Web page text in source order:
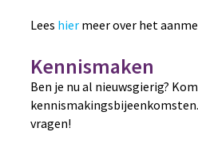
Lees hiermeer over het
Kennismaken
Ben je nu al nieuwsgierig?
vragen!